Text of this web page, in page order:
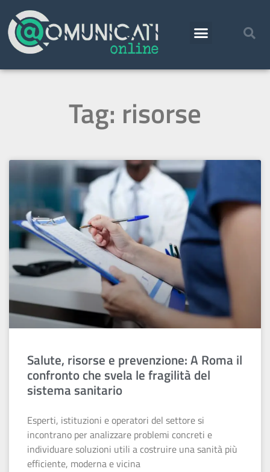
Tag: risorse
Salute, risorse e prevenzione: A Roma il
confronto che svela le fragilità del
sistema sanitario
Esperti, istituzioni e operatori del settore si
incontrano per analizzare problemi concreti e
individuare soluzioni utili a costruire una sanità più
efficiente, moderna e vicina